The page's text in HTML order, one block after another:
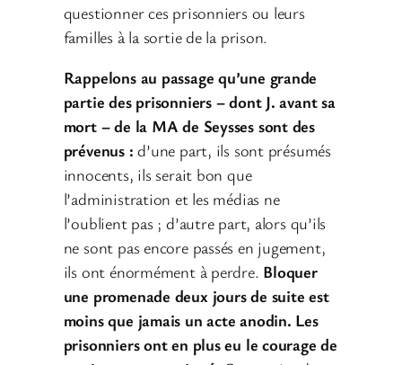
questionner ces prisonniers ou leurs
familles à la sortie de la prison.
Rappelons au passage qu’une grande
partie des prisonniers – dont J. avant sa
mort – de la MA de Seysses sont des
prévenus : d’une part, ils sont présumés
innocents, ils serait bon que
l’administration et les médias ne
l’oublient pas ; d’autre part, alors qu’ils
ne sont pas encore passés en jugement,
ils ont énormément à perdre. Bloquer
une promenade deux jours de suite est
moins que jamais un acte anodin. Les
prisonniers ont en plus eu le courage de